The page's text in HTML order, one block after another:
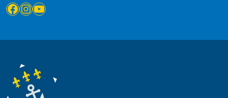
Facebook
Instagram
YouTube